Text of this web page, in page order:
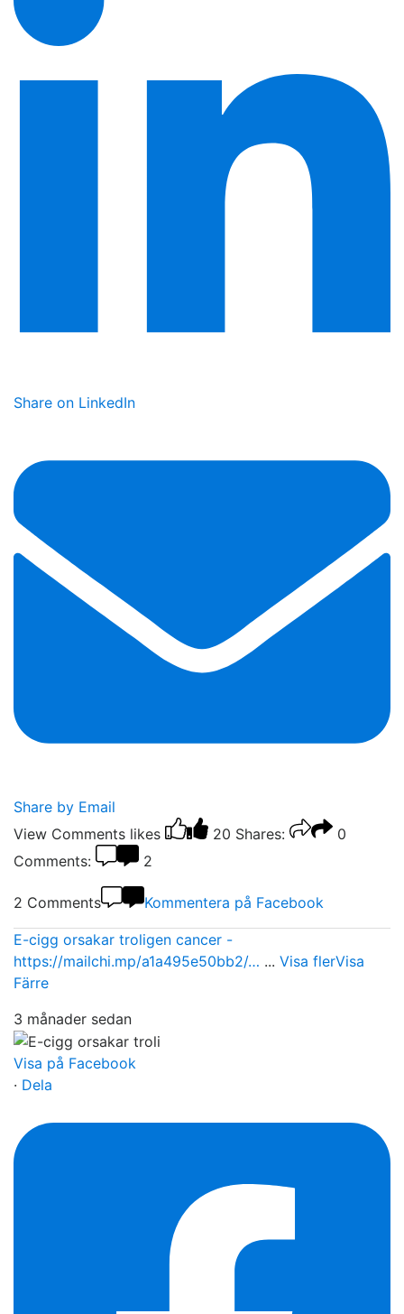
Share on LinkedIn
Share by Email
View Comments likes 20 Shares:
0
Comments:
2
2 Comments Kommentera på Facebook
E-cigg orsakar troligen cancer -
https://mailchi.mp/a1a495e50bb2/… ... Visa flerVisa
Färre
3 månader sedan
Visa på Facebook
· Dela